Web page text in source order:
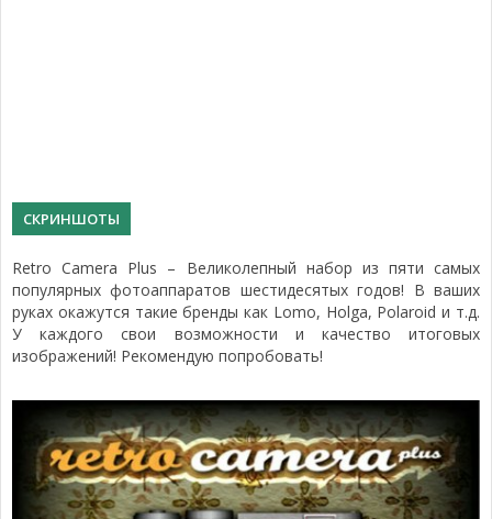
СКРИНШОТЫ
Retro Camera Plus – Великолепный набор из пяти самых
популярных фотоаппаратов шестидесятых годов! В ваших
руках окажутся такие бренды как Lomo, Holga, Polaroid и т.д.
У каждого свои возможности и качество итоговых
изображений! Рекомендую попробовать!